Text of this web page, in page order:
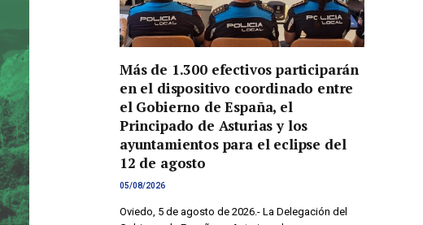
Más de 1.300 efectivos participarán
en el dispositivo coordinado entre
el Gobierno de España, el
Principado de Asturias y los
ayuntamientos para el eclipse del
12 de agosto
05/08/2026
Oviedo, 5 de agosto de 2026.- La Delegación del